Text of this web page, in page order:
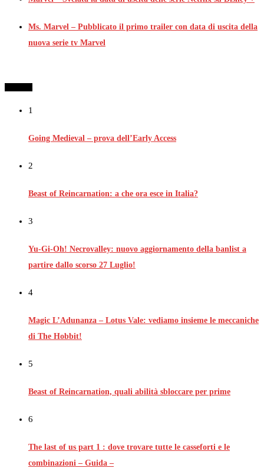
Ms. Marvel – Pubblicato il primo trailer con data di uscita della
nuova serie tv Marvel
1
Going Medieval – prova dell’Early Access
2
Beast of Reincarnation: a che ora esce in Italia?
3
Yu-Gi-Oh! Necrovalley: nuovo aggiornamento della banlist a
partire dallo scorso 27 Luglio!
4
Magic L’Adunanza – Lotus Vale: vediamo insieme le meccaniche
di The Hobbit!
5
Beast of Reincarnation, quali abilità sbloccare per prime
6
The last of us part 1 : dove trovare tutte le casseforti e le
combinazioni – Guida –